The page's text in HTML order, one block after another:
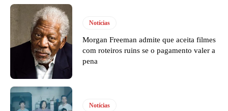
Notícias
Morgan Freeman admite que aceita filmes
com roteiros ruins se o pagamento valer a
pena
Notícias